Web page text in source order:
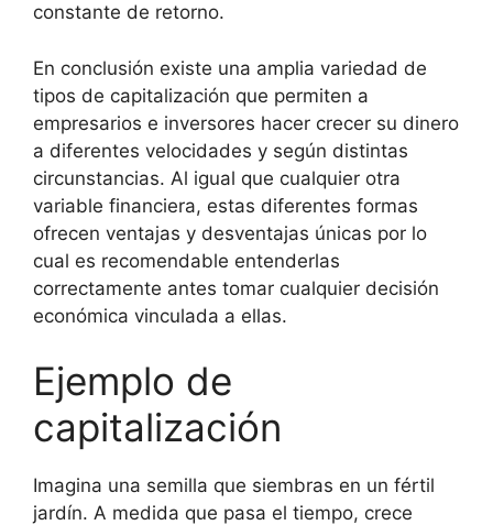
constante de retorno.
En conclusión existe una amplia variedad de
tipos de capitalización que permiten a
empresarios e inversores hacer crecer su dinero
a diferentes velocidades y según distintas
circunstancias. Al igual que cualquier otra
variable financiera, estas diferentes formas
ofrecen ventajas y desventajas únicas por lo
cual es recomendable entenderlas
correctamente antes tomar cualquier decisión
económica vinculada a ellas.
Ejemplo de
capitalización
Imagina una semilla que siembras en un fértil
jardín. A medida que pasa el tiempo, crece